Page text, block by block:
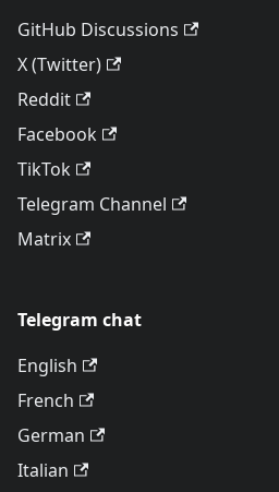
GitHub Discussions
X (Twitter)
Reddit
Facebook
TikTok
Telegram Channel
Matrix
Telegram chat
English
French
German
Italian